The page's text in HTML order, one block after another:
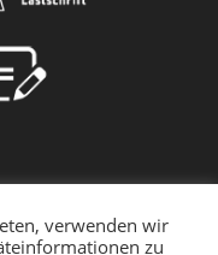
verwenden wir
zu